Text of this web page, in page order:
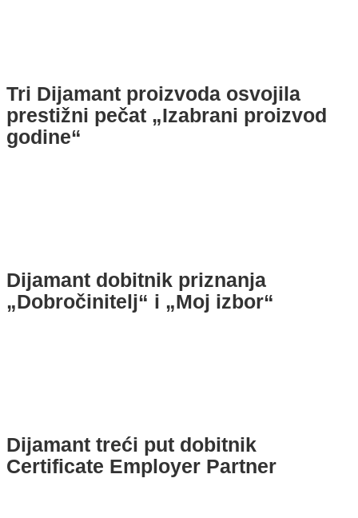
Tri Dijamant proizvoda osvojila
prestižni pečat „Izabrani proizvod
godine“
Dijamant dobitnik priznanja
„Dobročinitelj“ i „Moj izbor“
Dijamant treći put dobitnik
Certificate Employer Partner